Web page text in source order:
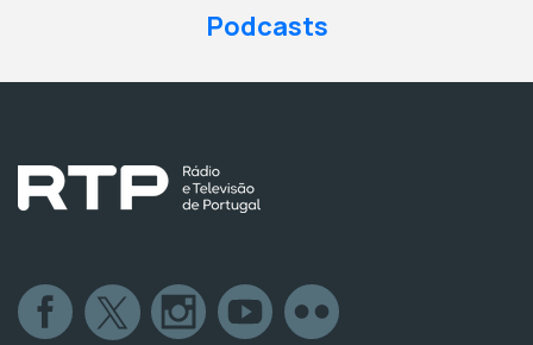
Podcasts